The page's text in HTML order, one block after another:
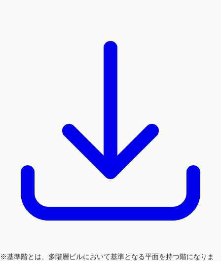
※基準階とは、多階層ビルにおいて基準となる平面を持つ階になりま